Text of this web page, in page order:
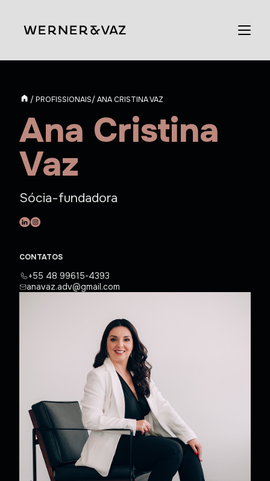
/ PROFISSIONAIS/ ANA CRISTINA VAZ
Ana Cristina
Vaz
Sócia-fundadora
CONTATOS
+55 48 99615-4393
anavaz.adv@gmail.com